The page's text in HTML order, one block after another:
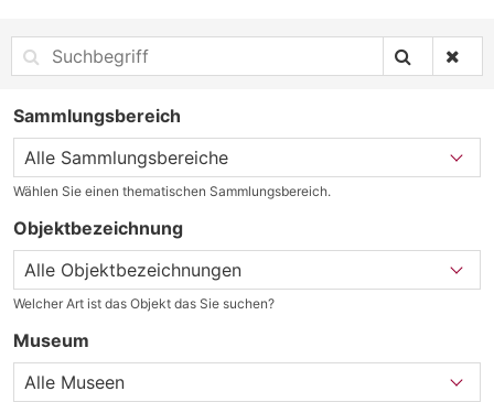
Sammlungsbereich
Wählen Sie einen thematischen Sammlungsbereich.
Objektbezeichnung
Welcher Art ist das Objekt das Sie suchen?
Museum